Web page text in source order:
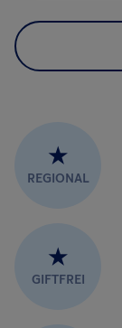
★
REGIONAL
★
GIFTFREI